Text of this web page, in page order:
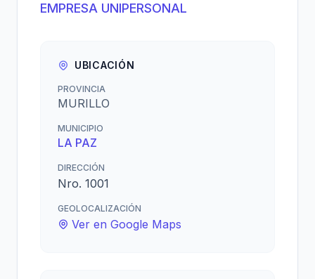
EMPRESA UNIPERSONAL
UBICACIÓN
PROVINCIA
MURILLO
MUNICIPIO
LA PAZ
DIRECCIÓN
Nro. 1001
GEOLOCALIZACIÓN
Ver en Google Maps